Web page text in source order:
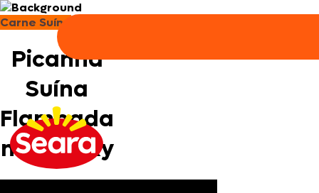
Carne Suína
Picanha
Suína
Flambada
no Whisky